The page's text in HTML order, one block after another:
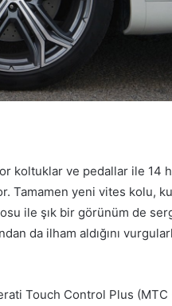
koltuklar ve pedallar ile 14
Tamamen yeni vites kolu,
ile şık bir görünüm de
da ilham aldığını
Touch Control Plus